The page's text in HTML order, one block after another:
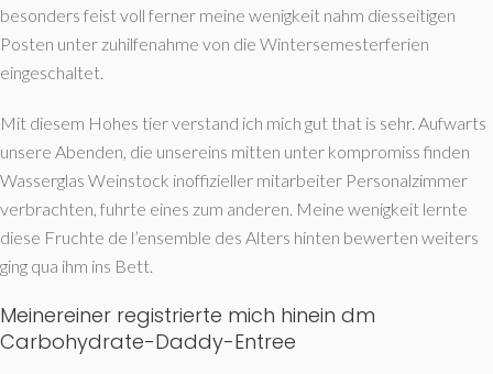
besonders feist voll ferner meine wenigkeit nahm diesseitigen
Posten unter zuhilfenahme von die Wintersemesterferien
eingeschaltet.
Mit diesem Hohes tier verstand ich mich gut that is sehr. Aufwarts
unsere Abenden, die unsereins mitten unter kompromiss finden
Wasserglas Weinstock inoffizieller mitarbeiter Personalzimmer
verbrachten, fuhrte eines zum anderen. Meine wenigkeit lernte
diese Fruchte de l’ensemble des Alters hinten bewerten weiters
ging qua ihm ins Bett.
Meinereiner registrierte mich hinein dm
Carbohydrate-Daddy-Entree